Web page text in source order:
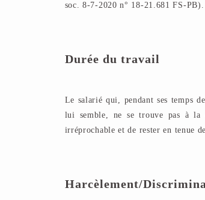
soc. 8-7-2020 n° 18-21.681 FS-PB).
Durée du travail
Le salarié qui, pendant ses temps
lui semble, ne se trouve pas à la
irréprochable et de rester en tenue
Harcèlement/